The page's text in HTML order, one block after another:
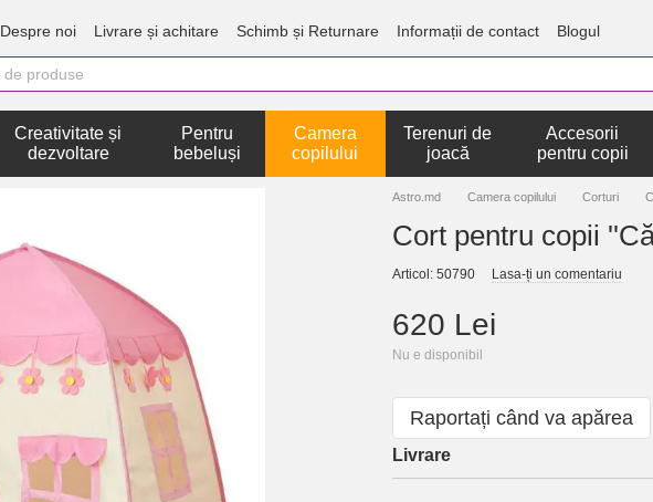
Despre noi Livrare și achitare Schimb și Returnare Informații de contact Blogul
Creativitate și
dezvoltare
Pentru
bebeluși
Camera
copilului
Terenuri de
joacă
Accesorii
pentru copii
Astro.md Camera copilului Corturi
Cort pentru copii
Articol: 50790 Lasa-ți un comentariu
620 Lei
Nu e disponibil
Raportați când va apărea
Livrare